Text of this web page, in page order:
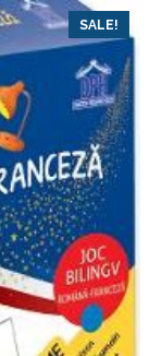
SALE!